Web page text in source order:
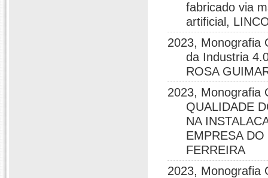
fabricado via
artificial,
2023, Monografia
da Industria
ROSA
2023, Monografia
QUALIDADE
NA
EMPRESA
FERREIRA
2023, Monografia